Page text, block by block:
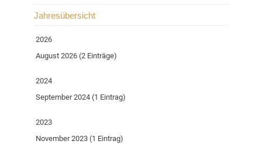
Jahresübersicht
2026
August 2026 (2 Einträge)
2024
September 2024 (1 Eintrag)
2023
November 2023 (1 Eintrag)